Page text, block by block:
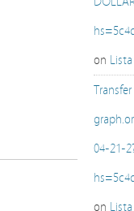
on
04-21-
on